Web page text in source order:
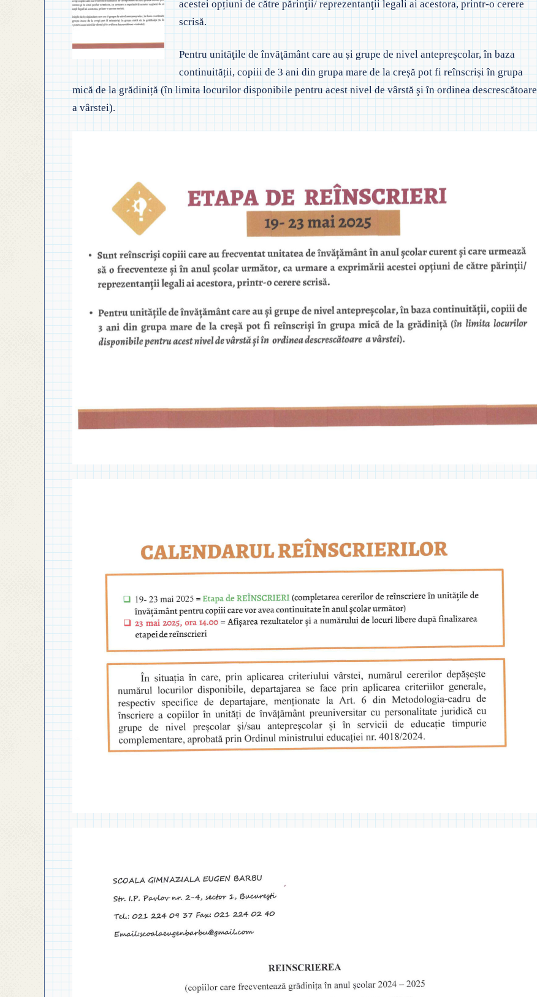
◎ ACHIZIȚII
◎ DOCUMENTE UTILE
◎ REGULAMENT ORGANIZARE
◎ PROFESORI LA CLASE
◎ DECLARAȚII INTERESE
◎ TRANSPARENTA VENITURI ◎ 2025
◎ 2024
◎ 2020
◎ 2019
◎ PLAN DE DEZVOLTARE
◎ GHID ÎNVĂȚĂMÂNT PREȘCOLAR
◎ CRITERII DE DEPARTAJARE
◎ ORDIN PRIVIND ÎNSCRIEREA ÎN
PREȘCOLAR 2025-2026
◎ EVALUAREA NAȚIONALĂ
◎ ORDIN PRIVIND EVALUAREA
NAȚIONALĂ
◎ ADMITERE LICEU
◎ SĂPTĂMÂNA VERDE –
ÎNVĂȚĂMÂNT PRIMAR
◎ SĂPTĂMÂNA VERDE –
ÎNVĂȚĂMÂNT GIMNAZIAL
acestei opțiuni de către părinţii/ reprezentanţii legali ai acestora, printr-o cerere
scrisă.
Pentru unităţile de învăţământ care au și grupe de nivel antepreșcolar, în baza
continuității, copiii de 3 ani din grupa mare de la creșă pot fi reînscriși în grupa
mică de la grădiniță (în limita locurilor disponibile pentru acest nivel de vârstă şi în ordinea descrescătoare
a vârstei).